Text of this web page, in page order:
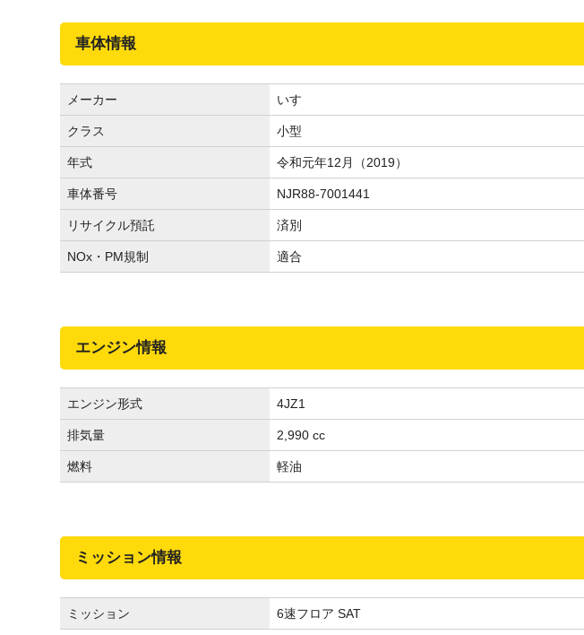
車体情報
メーカー いすゞ
クラス 小型
年式 令和元年12月（2019）
車体番号 NJR88-7001441
リサイクル預託 済別
NOx・PM規制 適合
エンジン情報
エンジン形式 4JZ1
排気量 2,990 cc
燃料 軽油
ミッション情報
ミッション 6速フロア SAT